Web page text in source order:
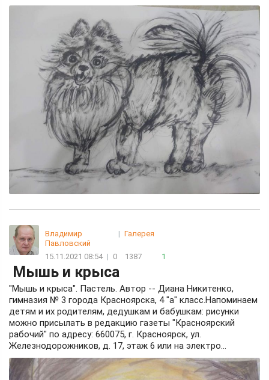
Владимир
Павловский
| Галерея
15.11.2021 08:54 | 0 1387 1
Мышь и крыса
"Мышь и крыса". Пастель. Автор -- Диана Никитенко,
гимназия № 3 города Красноярска, 4 "а" класс.Напоминаем
детям и их родителям, дедушкам и бабушкам: рисунки
можно присылать в редакцию газеты "Красноярский
рабочий" по адресу: 660075, г. Красноярск, ул.
Железнодорожников, д. 17, этаж 6 или на электро...